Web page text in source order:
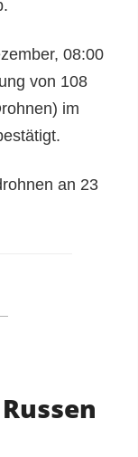
08:00
von 108
im
an 23